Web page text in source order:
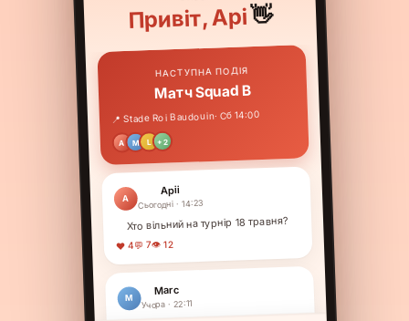
Привіт, Api👋
НАСТУПНА ПОДІЯ
Матч Squad B
📍 Stade Roi Baudouin· Сб 14:00
A M L +2
A
Apii
Сьогодні · 14:23
Хто вільний на турнір 18 травня?
♥ 4💬 7👁 12
M
Marc
Учора · 22:11